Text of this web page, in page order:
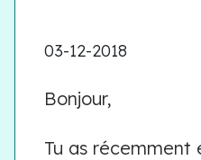
03-12-2018
Bonjour,
Tu as récemment